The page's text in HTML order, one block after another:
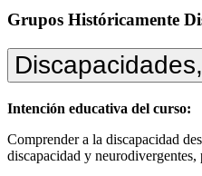
Grupos Históricamente
Intención educativa del curso:
Comprender a la discapacidad
discapacidad y